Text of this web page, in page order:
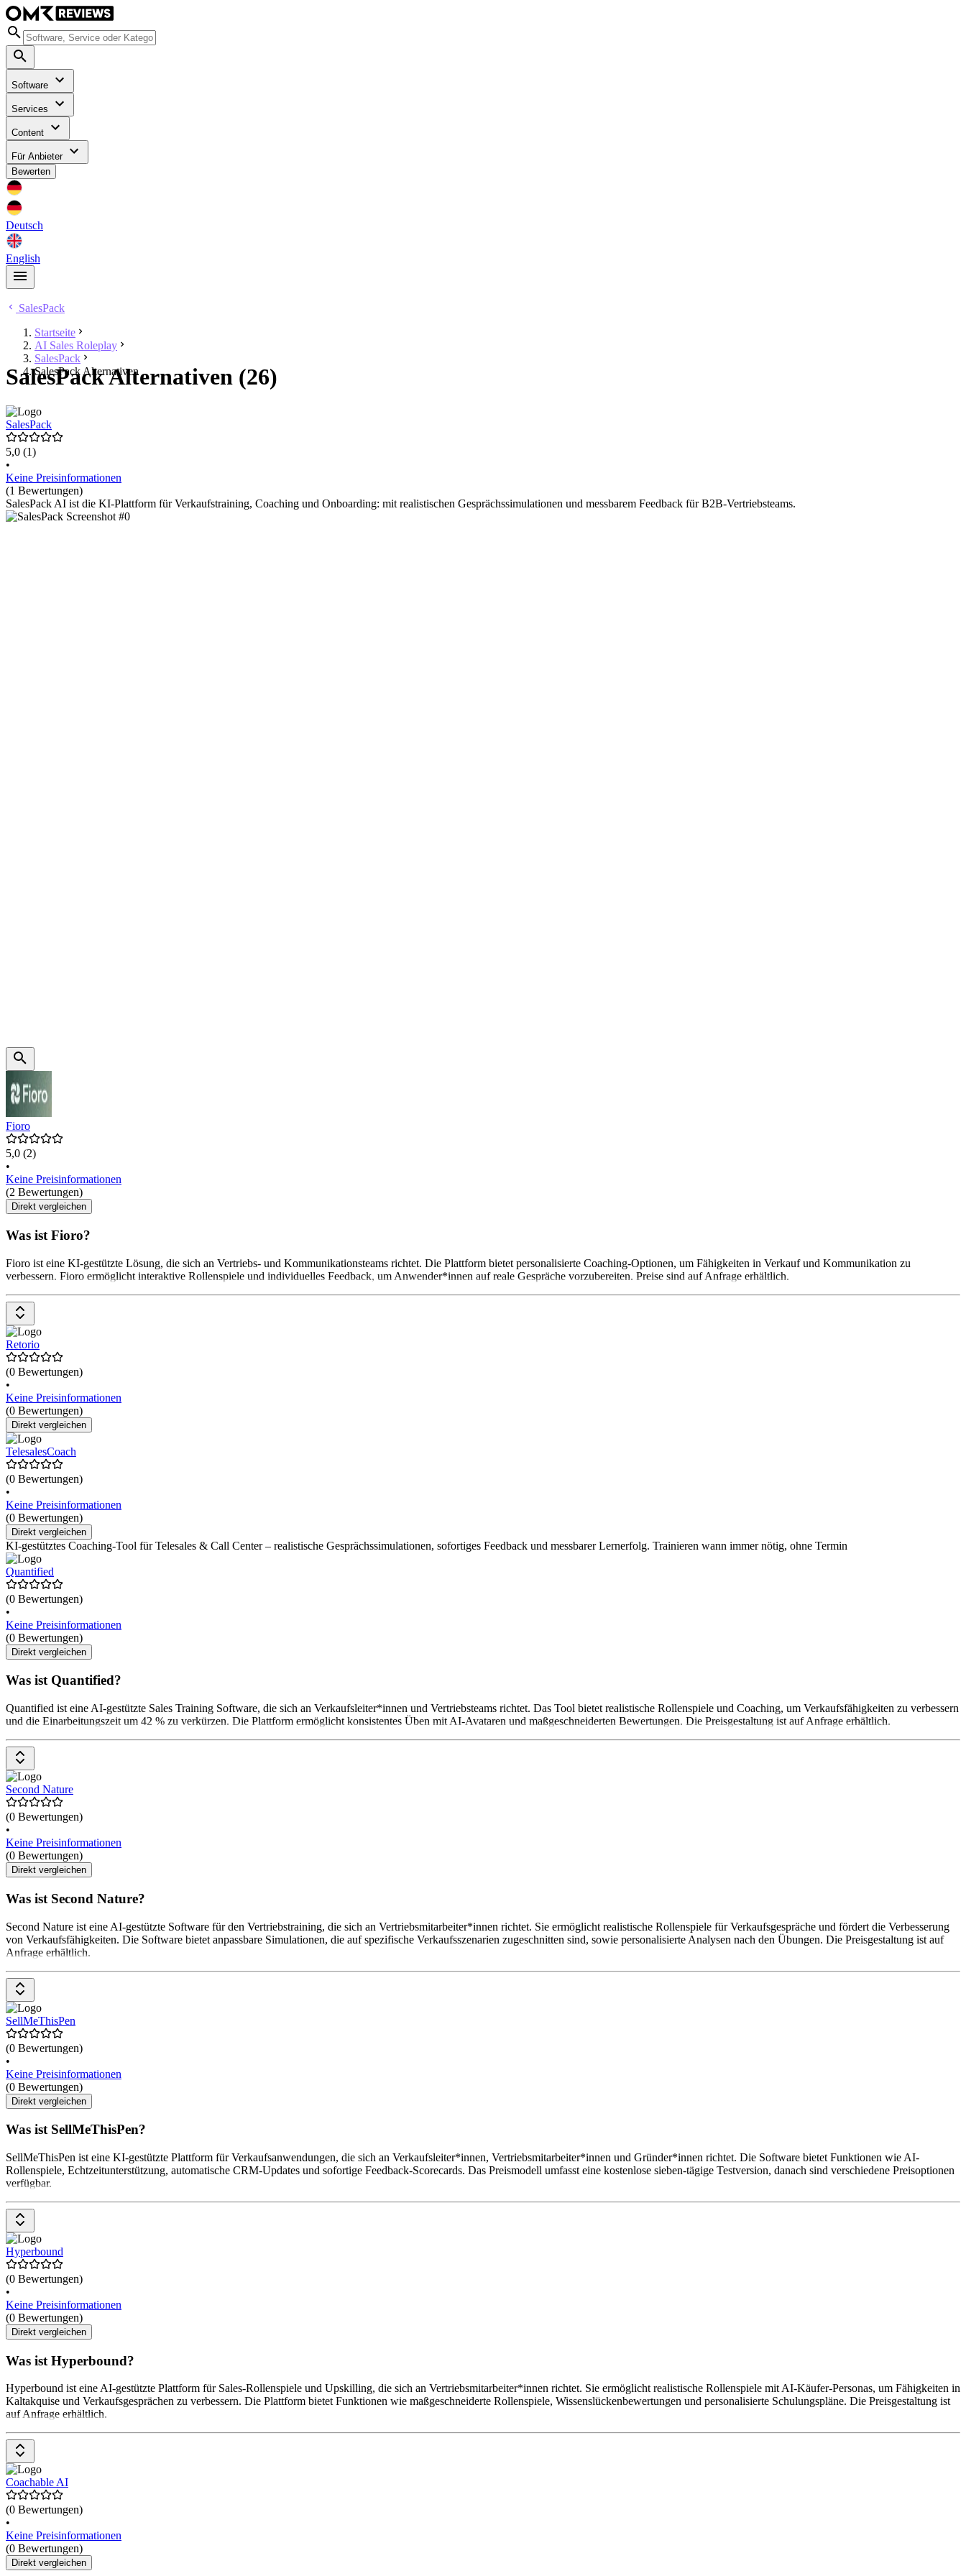
Software
Services
Content
Für Anbieter
Bewerten
Deutsch
English
SalesPack
Startseite
AI Sales Roleplay
SalesPack
SalesPack Alternativen
SalesPack Alternativen (26)
SalesPack
5,0 (1)
•
Keine Preisinformationen
(1 Bewertungen)
SalesPack AI ist die KI-Plattform für Verkaufstraining, Coaching und Onboarding: mit realistischen Gesprächssimulationen und messbarem Feedback für B2B-Vertriebsteams.
Fioro
5,0 (2)
•
Keine Preisinformationen
(2 Bewertungen)
Direkt vergleichen
Was ist Fioro?
Fioro ist eine KI-gestützte Lösung, die sich an Vertriebs- und Kommunikationsteams richtet. Die Plattform bietet personalisierte Coaching-Optionen, um Fähigkeiten in Verkauf und Kommunikation zu
verbessern. Fioro ermöglicht interaktive Rollenspiele und individuelles Feedback, um Anwender*innen auf reale Gespräche vorzubereiten. Preise sind auf Anfrage erhältlich.
Retorio
(0 Bewertungen)
•
Keine Preisinformationen
(0 Bewertungen)
Direkt vergleichen
TelesalesCoach
(0 Bewertungen)
•
Keine Preisinformationen
(0 Bewertungen)
Direkt vergleichen
KI-gestütztes Coaching-Tool für Telesales & Call Center – realistische Gesprächssimulationen, sofortiges Feedback und messbarer Lernerfolg. Trainieren wann immer nötig, ohne Termin
Quantified
(0 Bewertungen)
•
Keine Preisinformationen
(0 Bewertungen)
Direkt vergleichen
Was ist Quantified?
Quantified ist eine AI-gestützte Sales Training Software, die sich an Verkaufsleiter*innen und Vertriebsteams richtet. Das Tool bietet realistische Rollenspiele und Coaching, um Verkaufsfähigkeiten zu verbessern
und die Einarbeitungszeit um 42 % zu verkürzen. Die Plattform ermöglicht konsistentes Üben mit AI-Avataren und maßgeschneiderten Bewertungen. Die Preisgestaltung ist auf Anfrage erhältlich.
Second Nature
(0 Bewertungen)
•
Keine Preisinformationen
(0 Bewertungen)
Direkt vergleichen
Was ist Second Nature?
Second Nature ist eine AI-gestützte Software für den Vertriebstraining, die sich an Vertriebsmitarbeiter*innen richtet. Sie ermöglicht realistische Rollenspiele für Verkaufsgespräche und fördert die Verbesserung
von Verkaufsfähigkeiten. Die Software bietet anpassbare Simulationen, die auf spezifische Verkaufsszenarien zugeschnitten sind, sowie personalisierte Analysen nach den Übungen. Die Preisgestaltung ist auf
Anfrage erhältlich.
SellMeThisPen
(0 Bewertungen)
•
Keine Preisinformationen
(0 Bewertungen)
Direkt vergleichen
Was ist SellMeThisPen?
SellMeThisPen ist eine KI-gestützte Plattform für Verkaufsanwendungen, die sich an Verkaufsleiter*innen, Vertriebsmitarbeiter*innen und Gründer*innen richtet. Die Software bietet Funktionen wie AI-
Rollenspiele, Echtzeitunterstützung, automatische CRM-Updates und sofortige Feedback-Scorecards. Das Preismodell umfasst eine kostenlose sieben-tägige Testversion, danach sind verschiedene Preisoptionen
verfügbar.
Hyperbound
(0 Bewertungen)
•
Keine Preisinformationen
(0 Bewertungen)
Direkt vergleichen
Was ist Hyperbound?
Hyperbound ist eine AI-gestützte Plattform für Sales-Rollenspiele und Upskilling, die sich an Vertriebsmitarbeiter*innen richtet. Sie ermöglicht realistische Rollenspiele mit AI-Käufer-Personas, um Fähigkeiten in
Kaltakquise und Verkaufsgesprächen zu verbessern. Die Plattform bietet Funktionen wie maßgeschneiderte Rollenspiele, Wissenslückenbewertungen und personalisierte Schulungspläne. Die Preisgestaltung ist
auf Anfrage erhältlich.
Coachable AI
(0 Bewertungen)
•
Keine Preisinformationen
(0 Bewertungen)
Direkt vergleichen